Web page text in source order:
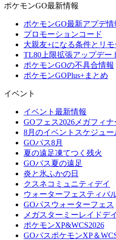
ポケモンGO最新情報
ポケモンGO最新アプデ情
プロモーションコード
大親友+になる条件とリ
TL80上限拡張アップデー
ポケモンGOの不具合情報
ポケモンGOPlus+まとめ
イベント
イベント最新情報
GOフェス2026メガフィナ
8月のイベントスケジュー
GOパス8月
夏の遠足凍てつく残火
GOパス夏の遠足
炎と氷ふかの日
クスネコミュニティデイ
ウォーターフェスティバ
GOパスウォーターフェス
メガスターミーレイドデイ
ポケモンXP&WCS2026
GOパスポケモンXP＆